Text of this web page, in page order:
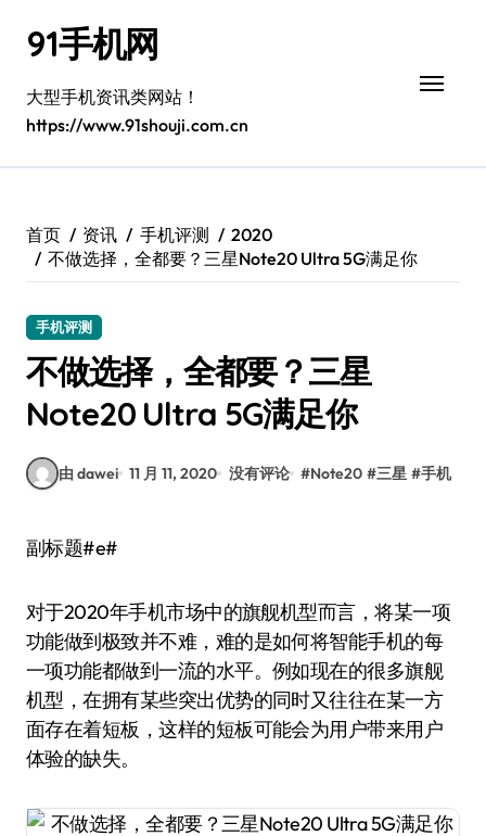
91手机网
大型手机资讯类网站！
https://www.91shouji.com.cn
首页 资讯 手机评测
2020
不做选择，全都要？三星Note20 Ultra 5G满足你
手机评测
不做选择，全都要？三星
Note20 Ultra 5G满足你
由 dawei 11 月 11, 2020 没有评论 #Note20 #三星 #手机
副标题#e#
对于2020年手机市场中的旗舰机型而言，将某一项
功能做到极致并不难，难的是如何将智能手机的每
一项功能都做到一流的水平。例如现在的很多旗舰
机型，在拥有某些突出优势的同时又往往在某一方
面存在着短板，这样的短板可能会为用户带来用户
体验的缺失。